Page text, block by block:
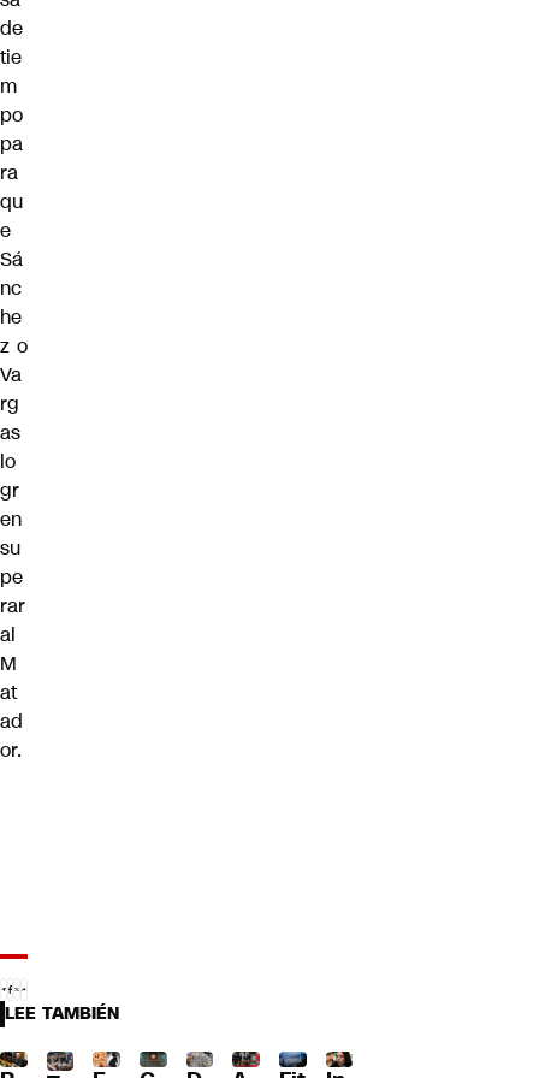
de
tie
m
po
pa
ra
qu
e
Sá
nc
he
z o
Va
rg
as
lo
gr
en
su
pe
rar
al
M
at
ad
or.
LEE TAMBIÉN